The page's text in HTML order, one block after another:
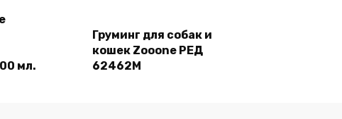
мл.
Груминг для собак и
кошек Zooone РЕД
62462M